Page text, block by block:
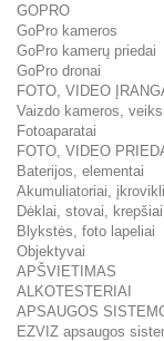
GOPRO
GoPro kameros
GoPro kamerų priedai
GoPro dronai
FOTO, VIDEO
Vaizdo kameros,
Fotoaparatai
FOTO, VIDEO
Baterijos, elementai
Akumuliatoriai,
Dėklai, stovai,
Blykstės, foto lapeliai
Objektyvai
APŠVIETIMAS
ALKOTESTERIAI
APSAUGOS
EZVIZ apsaugos